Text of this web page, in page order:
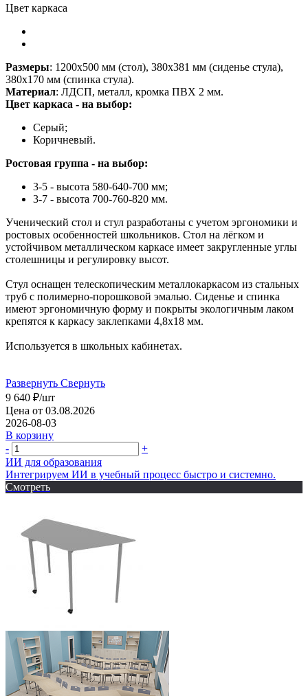
Цвет каркаса
Размеры: 1200х500 мм (стол), 380х381 мм (сиденье стула),
380х170 мм (спинка стула).
Материал: ЛДСП, металл, кромка ПВХ 2 мм.
Цвет каркаса - на выбор:
Серый;
Коричневый.
Ростовая группа - на выбор:
3-5 - высота 580-640-700 мм;
3-7 - высота 700-760-820 мм.
Ученический стол и стул разработаны с учетом эргономики и
ростовых особенностей школьников. Стол на лёгком и
устойчивом металлическом каркасе имеет закругленные углы
столешницы и регулировку высот.
Стул оснащен телескопическим металлокаркасом из стальных
труб с полимерно‑порошковой эмалью. Сиденье и спинка
имеют эргономичную форму и покрыты экологичным лаком
крепятся к каркасу заклепками 4,8х18 мм.
Используется в школьных кабинетах.
Развернуть Свернуть
9 640 ₽/шт
Цена от 03.08.2026
2026-08-03
В корзину
-
+
ИИ для образования
Интегрируем ИИ в учебный процесс быстро и системно.
Смотреть